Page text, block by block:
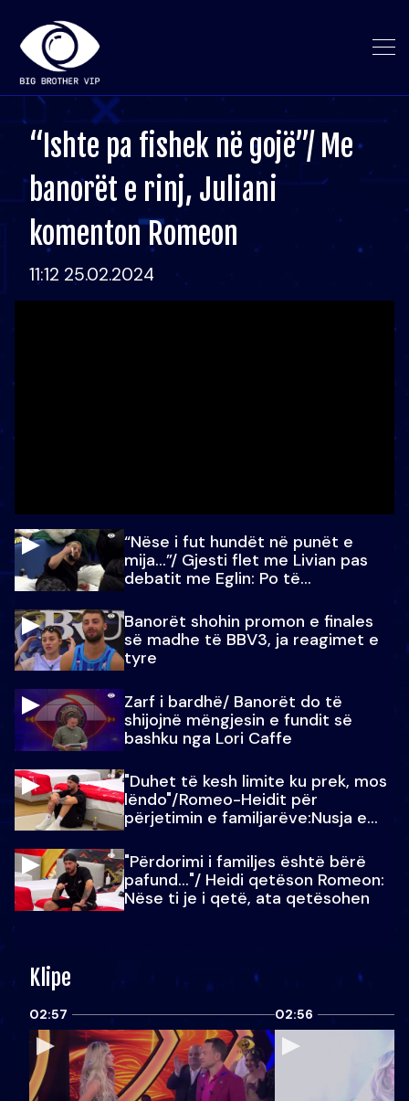
“Ishte pa fishek në gojë”/ Me
banorët e rinj, Juliani
komenton Romeon
11:12 25.02.2024
“Nëse i fut hundët në punët e
mija…”/ Gjesti flet me Livian pas
debatit me Eglin: Po të
Banorët shohin promon e finales
së madhe të BBV3, ja reagimet e
tyre
Zarf i bardhë/ Banorët do të
shijojnë mëngjesin e fundit së
bashku nga Lori Caffe
"Duhet të kesh limite ku prek, mos
lëndo"/Romeo-Heidit për
përjetimin e familjarëve:Nusja e
"Përdorimi i familjes është bërë
pafund…"/ Heidi qetëson Romeon:
Nëse ti je i qetë, ata qetësohen
Klipe
02:57 02:56